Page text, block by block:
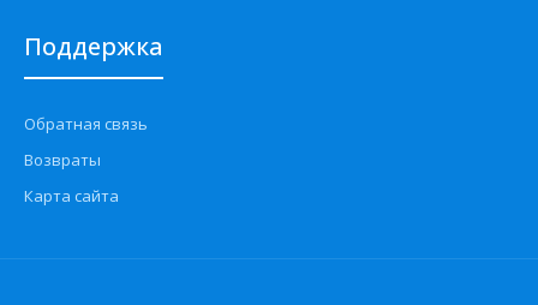
Поддержка
Обратная связь
Возвраты
Карта сайта